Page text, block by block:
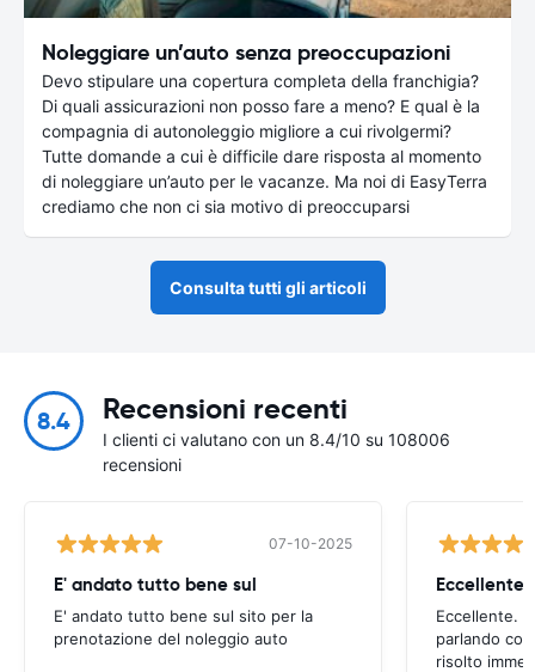
Noleggiare un’auto senza preoccupazioni
Devo stipulare una copertura completa della franchigia?
Di quali assicurazioni non posso fare a meno? E qual è la
compagnia di autonoleggio migliore a cui rivolgermi?
Tutte domande a cui è difficile dare risposta al momento
di noleggiare un’auto per le vacanze. Ma noi di EasyTerra
crediamo che non ci sia motivo di preoccuparsi
Consulta tutti gli articoli
8.4 Recensioni recenti
I clienti ci valutano con un 8.4/10 su 108006
recensioni
07-10-2025
E' andato tutto bene sul
E' andato tutto bene sul sito per la
prenotazione del noleggio auto
Eccellente.
parlando
risolto